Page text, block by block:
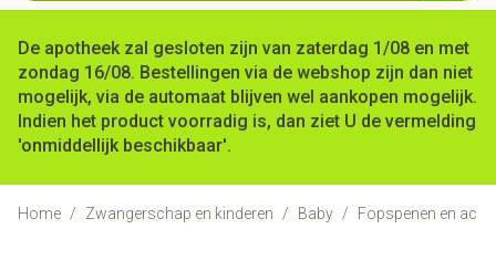
De apotheek zal gesloten zijn van zaterdag 1/08 en met
zondag 16/08. Bestellingen via de webshop zijn dan niet
mogelijk, via de automaat blijven wel aankopen mogelijk.
Indien het product voorradig is, dan ziet U de vermelding
'onmiddellijk beschikbaar'.
Home / Zwangerschap en kinderen / Baby / Fopspenen en